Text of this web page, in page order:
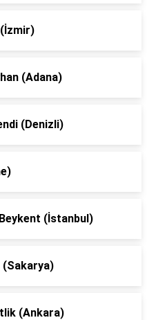
(Adana)
(Denizli)
(İstanbul)
(Sakarya)
(Ankara)